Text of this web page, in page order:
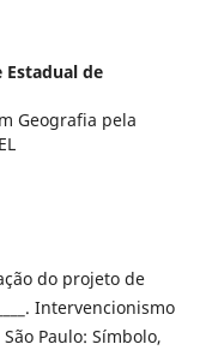
Estadual de
Geografia pela
do projeto de
Intervencionismo
Paulo: Símbolo,